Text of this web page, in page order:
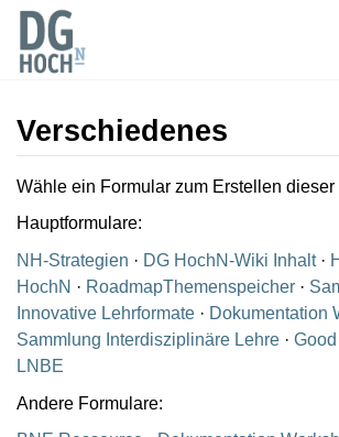
Verschiedenes
Wechseln zu:Navigation,Suche
Wähle ein Formular zum Erstellen dieser
Hauptformulare:
NH-Strategien · DG HochN-Wiki Inhalt ·
HochN · RoadmapThemenspeicher ·
Innovative Lehrformate · Dokumentation
Sammlung Interdisziplinäre Lehre ·
LNBE
Andere Formulare: